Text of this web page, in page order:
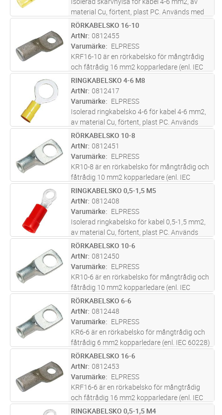
material Cu, förtent, plast PC. Används med
certifierade verktyget GSA0760
FP Lägg i kundvagn
RÖRKABELSKO 16-10
ArtNr 0812455
Varumärke
ELPRESS
KRF16-10 är en rörkabelsko för mångtrådig
och fåtrådig 16 mm2 kopparledare (enl. IEC
60228) med ett M10 hål i plattan. KRF16-10
är UL-godkänd. Material; 99,95% Cu / förtent
(Cu/Sn). Rekommenderat ver
FP Lägg i kundvagn
RINGKABELSKO 4-6 M8
ArtNr 0812417
Varumärke
ELPRESS
Isolerad ringkabelsko 4-6 för kabel 4-6 mm2,
av material Cu, förtent, plast PC. Används
med certifierade verktyget GSA0760
FP Lägg i kundvagn
RÖRKABELSKO 10-8
ArtNr 0812451
Varumärke
ELPRESS
KR10-8 är en rörkabelsko för mångtrådig och
fåtrådig 10 mm2 kopparledare (enl. IEC
60228) med ett M8 hål i plattan. KR10-8 är
UL-godkänd. Material; 99,95% Cu / förtent
(Cu/Sn). Rekommenderat verktyg;
FP Lägg i kundvagn
RINGKABELSKO 0,5-1,5 M5
ArtNr 0812408
Varumärke
ELPRESS
Isolerad ringkabelsko för kabel 0,5-1,5 mm2,
av material Cu, förtent, plast PC. Används
med certifierade verktyget GSA0760.A1553R i
konsumentförpackning
FP Lägg i kundvagn
RÖRKABELSKO 10-6
ArtNr 0812450
Varumärke
ELPRESS
KR10-6 är en rörkabelsko för mångtrådig och
fåtrådig 10 mm2 kopparledare (enl. IEC
60228) med ett M6 hål i plattan. KR10-6 är
UL-godkänd. Material; 99,95% Cu / förtent
(Cu/Sn). Rekommenderat verktyg;
FP Lägg i kundvagn
RÖRKABELSKO 6-6
ArtNr 0812448
Varumärke
ELPRESS
KR6-6 är en rörkabelsko för mångtrådig och
fåtrådig 6 mm2 kopparledare (enl. IEC 60228)
med ett M6 hål i plattan. KR6-6 är UL-
godkänd. Material; 99,95% Cu / förtent
(Cu/Sn). Rekommenderat verktyg; GW
mer
FP Lägg i kundvagn
RÖRKABELSKO 16-6
ArtNr 0812453
Varumärke
ELPRESS
KRF16-6 är en rörkabelsko för mångtrådig
och fåtrådig 16 mm2 kopparledare (enl. IEC
60228) med ett M6 hål i plattan. KRF16-6 är
RINGKABELSKO 0,5-1,5 M4